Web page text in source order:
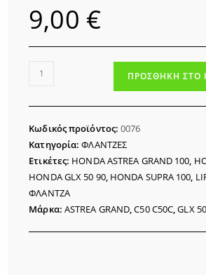
9,00 €
ΦΛΑΝΤΖΑ
HONDA
GLX
54mm
SET
ποσότητα
ΠΡΟΣΘΉΚΗ ΣΤΟ
Κωδικός προϊόντος:0076
Κατηγορία:ΦΛΑΝΤΖΕΣ
Ετικέτες: HONDA ASTREA GRAND 100
HONDA GLX 50 90, HONDA SUPRA 100
ΦΛΑΝΤΖΑ
Μάρκα: ASTREA GRAND ,C50 C50C ,GLX 50